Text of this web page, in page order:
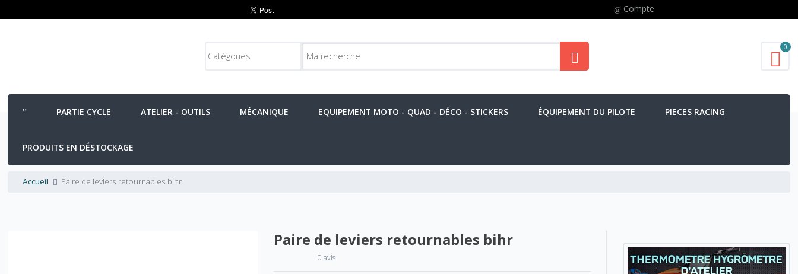
Compte
0
PARTIE CYCLE ATELIER - OUTILS MÉCANIQUE EQUIPEMENT MOTO - QUAD - DÉCO - STICKERS ÉQUIPEMENT DU PILOTE PIECES RACING
PRODUITS EN DÉSTOCKAGE
Accueil Paire de leviers retournables bihr
Paire de leviers retournables bihr
0 avis